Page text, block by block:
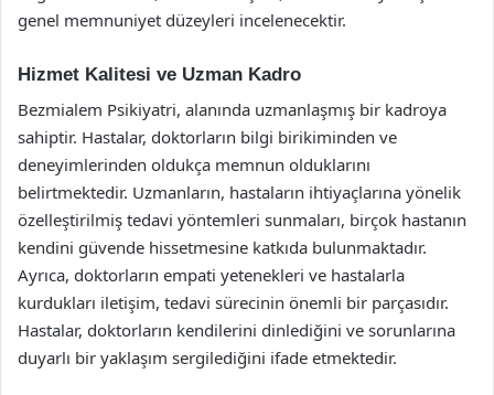
genel memnuniyet düzeyleri incelenecektir.
Hizmet Kalitesi ve Uzman Kadro
Bezmialem Psikiyatri, alanında uzmanlaşmış bir kadroya
sahiptir. Hastalar, doktorların bilgi birikiminden ve
deneyimlerinden oldukça memnun olduklarını
belirtmektedir. Uzmanların, hastaların ihtiyaçlarına yönelik
özelleştirilmiş tedavi yöntemleri sunmaları, birçok hastanın
kendini güvende hissetmesine katkıda bulunmaktadır.
Ayrıca, doktorların empati yetenekleri ve hastalarla
kurdukları iletişim, tedavi sürecinin önemli bir parçasıdır.
Hastalar, doktorların kendilerini dinlediğini ve sorunlarına
duyarlı bir yaklaşım sergilediğini ifade etmektedir.